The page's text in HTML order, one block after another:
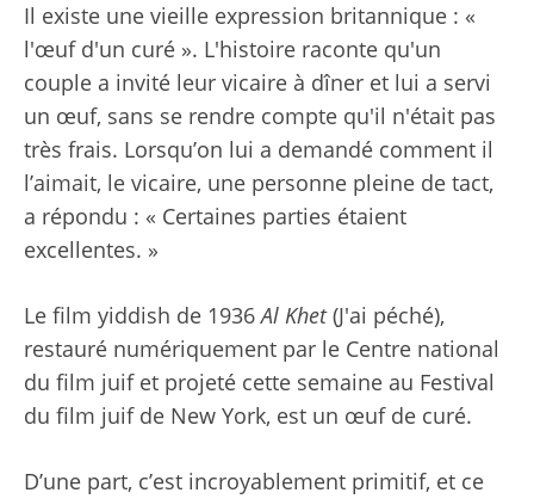
Il existe une vieille expression britannique : «
l'œuf d'un curé ». L'histoire raconte qu'un
couple a invité leur vicaire à dîner et lui a servi
un œuf, sans se rendre compte qu'il n'était pas
très frais. Lorsqu’on lui a demandé comment il
l’aimait, le vicaire, une personne pleine de tact,
a répondu : « Certaines parties étaient
excellentes. »
Le film yiddish de 1936Al Khet(J'ai péché),
restauré numériquement par le Centre national
du film juif et projeté cette semaine au Festival
du film juif de New York, est un œuf de curé.
D’une part, c’est incroyablement primitif, et ce